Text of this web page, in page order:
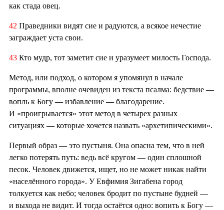
как стада овец.
42 Праведники видят сие и радуются, а всякое нечестие
заграждает уста свои.
43 Кто мудр, тот заметит сие и уразумеет милость Господа.
Метод, или подход, о котором я упомянул в начале
программы, вполне очевиден из текста псалма: бедствие —
вопль к Богу — избавление — благодарение.
И «проигрывается» этот метод в четырех разных
ситуациях — которые хочется назвать «архетипическими».
Первый образ — это пустыня. Она опасна тем, что в ней
легко потерять путь: ведь всё кругом — один сплошной
песок. Человек движется, ищет, но не может никак найти
«населённого города». У Евфимия Зигабена город
толкуется как небо; человек бродит по пустыне будней —
и выхода не видит. И тогда остаётся одно: вопить к Богу —